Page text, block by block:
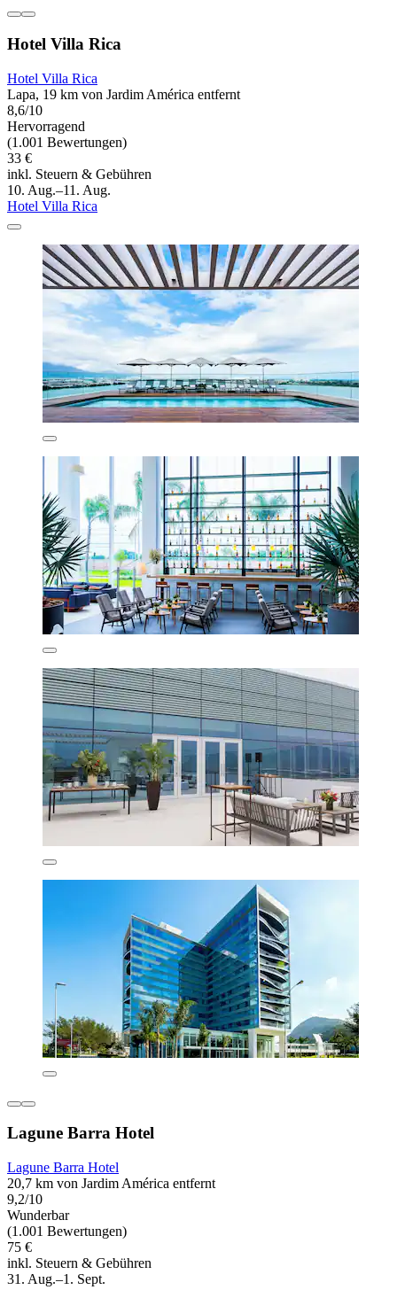
Hotel Villa Rica
Hotel Villa Rica
Lapa, 19 km von Jardim América entfernt
8,6/10
Hervorragend
(1.001 Bewertungen)
33 €
inkl. Steuern & Gebühren
10. Aug.–11. Aug.
Hotel Villa Rica
Lagune Barra Hotel
Lagune Barra Hotel
20,7 km von Jardim América entfernt
9,2/10
Wunderbar
(1.001 Bewertungen)
75 €
inkl. Steuern & Gebühren
31. Aug.–1. Sept.